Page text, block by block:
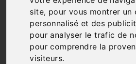
site, pour vous montrer un
personnalisé et des
pour analyser le trafic de
pour comprendre la
visiteurs.
Venez nous
(79)ou contactez-
remplissant le
contact !